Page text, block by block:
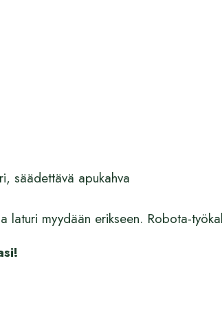
säädettävä apukahva
laturi myydään erikseen. Robota-